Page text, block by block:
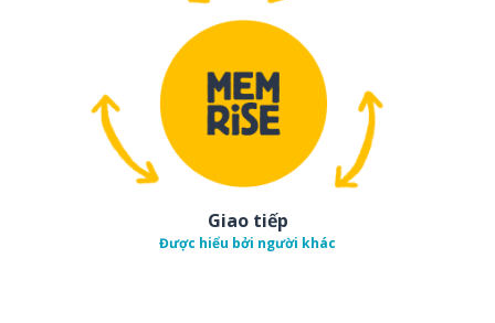
Giao tiếp
Được hiểu bởi người khác